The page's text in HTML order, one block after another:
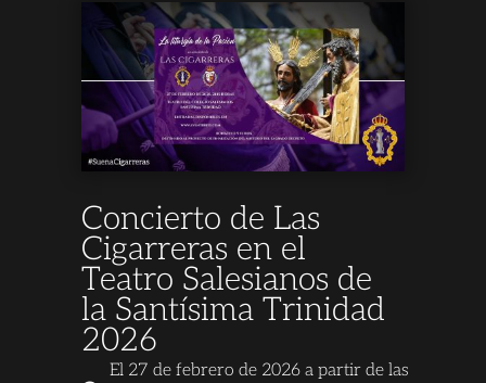
Concierto de Las
Cigarreras en el
Teatro Salesianos de
la Santísima Trinidad
2026
El 27 de febrero de 2026 a partir de las